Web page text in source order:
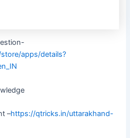
apps/details?
–https://qtricks.in/uttarakhand-